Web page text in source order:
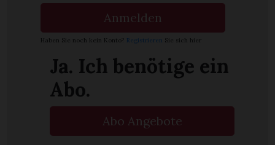
Anmelden
Haben Sie noch kein Konto? Registrieren Sie sich hier
Ja. Ich benötige ein
Abo.
Abo Angebote